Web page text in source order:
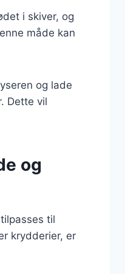
i skiver, og
måde kan
og lade
Dette vil
og
til
krydderier, er